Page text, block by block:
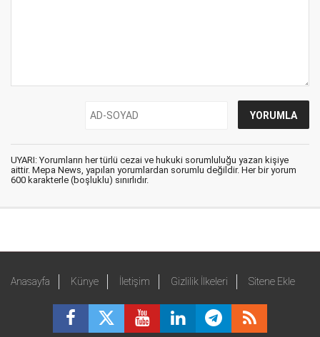
UYARI: Yorumların her türlü cezai ve hukuki sorumluluğu yazan kişiye
aittir. Mepa News, yapılan yorumlardan sorumlu değildir. Her bir yorum
600 karakterle (boşluklu) sınırlıdır.
Anasayfa Künye İletişim Gizlilik İlkeleri Sitene Ekle